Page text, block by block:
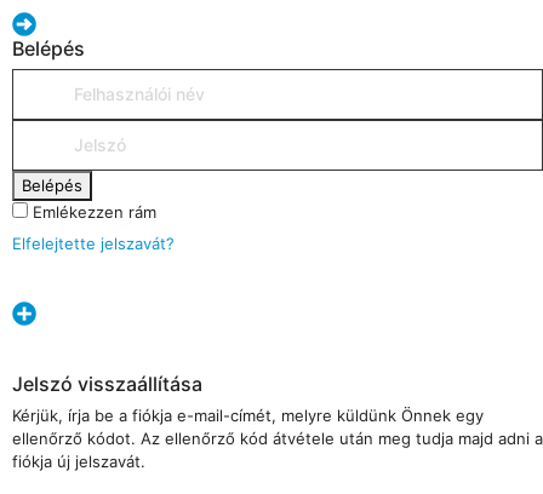
Belépés
Belépés
Emlékezzen rám
Elfelejtette jelszavát?
Jelszó visszaállítása
Kérjük, írja be a fiókja e-mail-címét, melyre küldünk Önnek egy
ellenőrző kódot. Az ellenőrző kód átvétele után meg tudja majd adni a
fiókja új jelszavát.